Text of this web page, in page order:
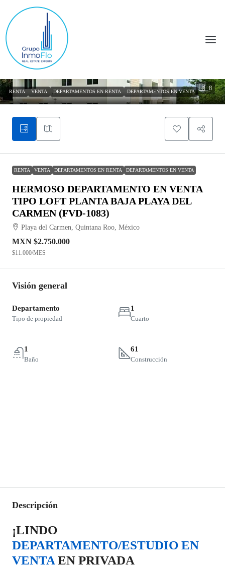
8
RENTA VENTA DEPARTAMENTOS EN RENTA DEPARTAMENTOS EN VENTA
RENTA VENTA DEPARTAMENTOS EN RENTA DEPARTAMENTOS EN VENTA
HERMOSO DEPARTAMENTO EN VENTA
TIPO LOFT PLANTA BAJA PLAYA DEL
CARMEN (FVD-1083)
Playa del Carmen, Quintana Roo, México
MXN $2.750.000
$11.000/MES
Visión general
Departamento
Tipo de propiedad
1
Cuarto
1
Baño
61
Construcción
Descripción
¡LINDO
DEPARTAMENTO/ESTUDIO EN
VENTA EN PRIVADA